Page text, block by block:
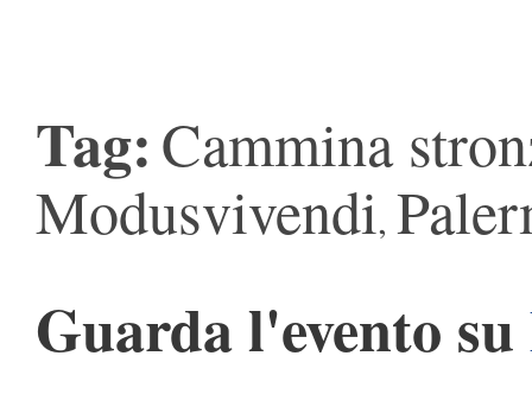
Tag:Cammina
Modusvivendi,
Guarda l'evento su